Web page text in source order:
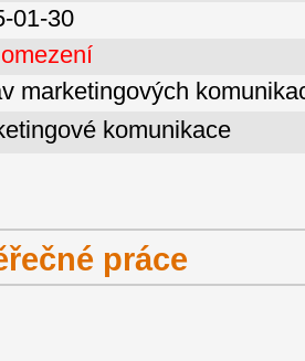
01-30
marketingových
komunikace
práce